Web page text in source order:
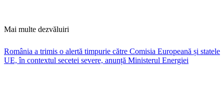
Mai multe dezvăluiri
România a trimis o alertă timpurie către Comisia Europeană și statele
UE, în contextul secetei severe, anunță Ministerul Energiei